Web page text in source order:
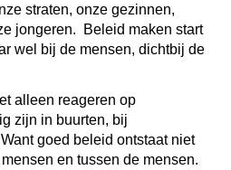
straten, onze gezinnen,
jongeren. Beleid maken start
wel bij de mensen, dichtbij de
alleen reageren op
zijn in buurten, bij
goed beleid ontstaat niet
en tussen de mensen.